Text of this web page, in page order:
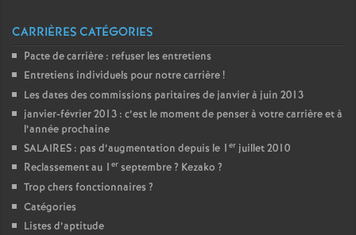
n
s
CARRIÈRES CATÉGORIES
Pacte de carrière : refuser les entretiens
Entretiens individuels pour notre carrière!
Les dates des commissions paritaires de janvier à juin 2013
janvier-février 2013 : c’est le moment de penser à votre carrière et à
l’année prochaine
SALAIRES : pas d’augmentation depuis le 1 er juillet 2010
Reclassement au 1 er septembre? Kezako ?
Trop chers fonctionnaires ?
Catégories
Listes d’aptitude